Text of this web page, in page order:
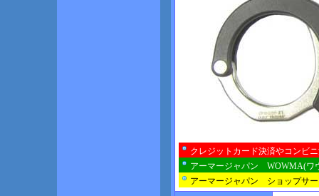
クレジットカード決済やコンビ
アーマージャパン WOWMA(ワ
アーマージャパン ショップサ